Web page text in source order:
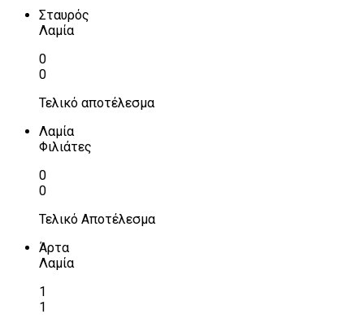
Σταυρός
Λαμία
0
0
Τελικό αποτέλεσμα
Λαμία
Φιλιάτες
0
0
Τελικό Αποτέλεσμα
Άρτα
Λαμία
1
1